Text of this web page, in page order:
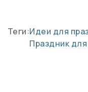
Теги:Идеи для
Праздник